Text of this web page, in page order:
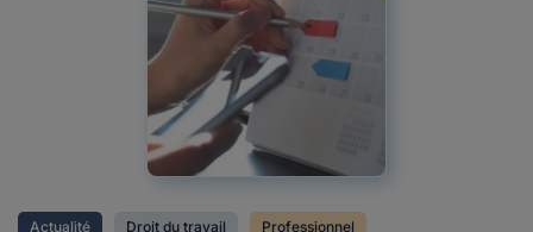
Actualité Droit du travail Professionnel